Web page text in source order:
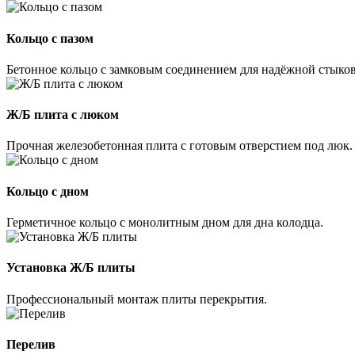
Кольцо с пазом
Бетонное кольцо с замковым соединением для надёжной
Ж/Б плита с люком
Прочная железобетонная плита с готовым отверстием под люк.
Кольцо с дном
Герметичное кольцо с монолитным дном для дна колодца.
Установка Ж/Б плиты
Профессиональный монтаж плиты перекрытия.
Перелив